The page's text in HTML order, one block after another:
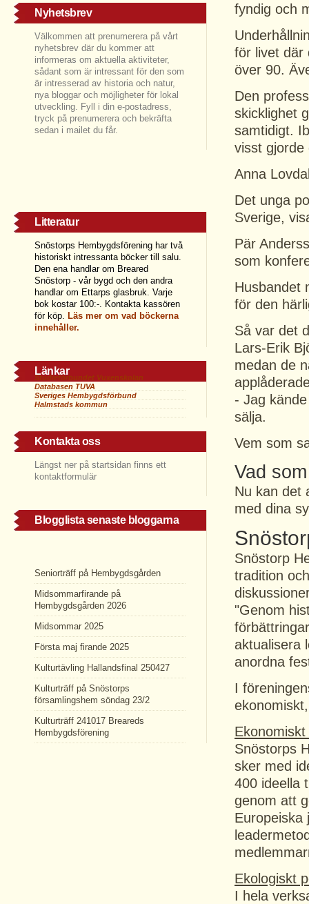
fyndig och
för livet där
över 90.
Den
skicklighet
samtidigt.
visst
Anna
Det unga
Sverige,
Pär
som
Husbandet
för den
Så var det
Lars-Erik
medan de
- Jag
sälja.
Vem som
Vad
Nu kan det
med dina
Snöstorp
tradition
"Genom
aktualisera
anordna
I
Snöstorps
sker med
400 ideella
genom att
Europeiska
Ekologiskt
I hela
Nyhetsbrev
Välkommen att prenumerera på vårt
nyhetsbrev där du kommer att
informeras om aktuella aktiviteter,
sådant som är intressant för den som
är intresserad av historia och natur,
nya bloggar och möjligheter för lokal
utveckling. Fyll i din e-postadress,
tryck på prenumerera och bekräfta
sedan i mailet du får.
Litteratur
Snöstorps Hembygdsförening har två
historiskt intressanta böcker till salu.
Den ena handlar om Breared
Snöstorp - vår bygd och den andra
handlar om Ettarps glasbruk. Varje
bok kostar 100:-. Kontakta kassören
för köp. Läs mer om vad böckerna
innehåller.
Länkar
Studieförbundet Vuxenskolan
Databasen TUVA
Sveriges Hembygdsförbund
Halmstads kommun
Kontakta oss
Längst ner på startsidan finns ett
kontaktformulär
Blogglista senaste bloggarna
Seniorträff på Hembygdsgården
Midsommarfirande på
Hembygdsgården 2026
Midsommar 2025
Första maj firande 2025
Kulturtävling Hallandsfinal 250427
Kulturträff på Snöstorps
församlingshem söndag 23/2
Kulturträff 241017 Breareds
Hembygdsförening